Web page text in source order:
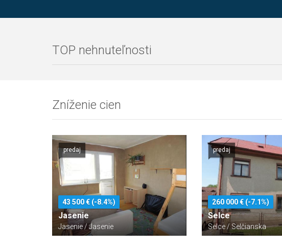
TOP nehnuteľnosti
Zníženie cien
predaj
43 500 € (-8.4%)
Jasenie
Jasenie / Jasenie
predaj
260 000 € (-7.1%)
Selce
Selce / Selčianska